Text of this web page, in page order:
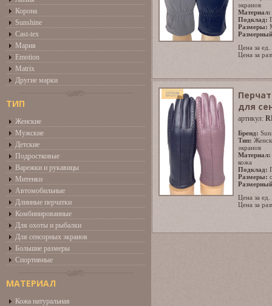
Корона
Sunshine
Cast-tex
Мария
Emotion
Matrix
Другие марки
ТИП
Женские
Мужские
Детские
Подростковые
Варежки и рукавицы
Митенки
Автомобильные
Длинные перчатки
Комбинированные
Для охоты и рыбалки
Для сенсорных экранов
Большие размеры
Спортивные
МАТЕРИАЛ
Кожа натуральная
экранов
Материал:
Подклад:
Размеры:
Цена за
Цена за
для
артикул:
Бренд:
Тип:
экранов
Материал:
кожа
Подклад:
Размеры:
Цена за
Цена за